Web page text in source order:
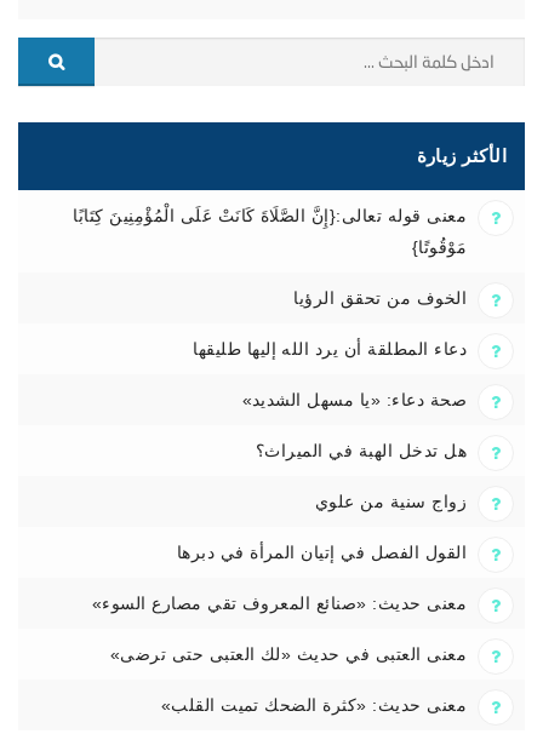
الأكثر زيارة
معنى قوله تعالى:{إِنَّ الصَّلَاةَ كَانَتْ عَلَى الْمُؤْمِنِينَ كِتَابًا
مَوْقُوتًا}
الخوف من تحقق الرؤيا
دعاء المطلقة أن يرد الله إليها طليقها
صحة دعاء: «يا مسهل الشديد»
هل تدخل الهبة في الميراث؟
زواج سنية من علوي
القول الفصل في إتيان المرأة في دبرها
معنى حديث: «صنائع المعروف تقي مصارع السوء»
معنى العتبى في حديث «لك العتبى حتى ترضى»
معنى حديث: «كثرة الضحك تميت القلب»